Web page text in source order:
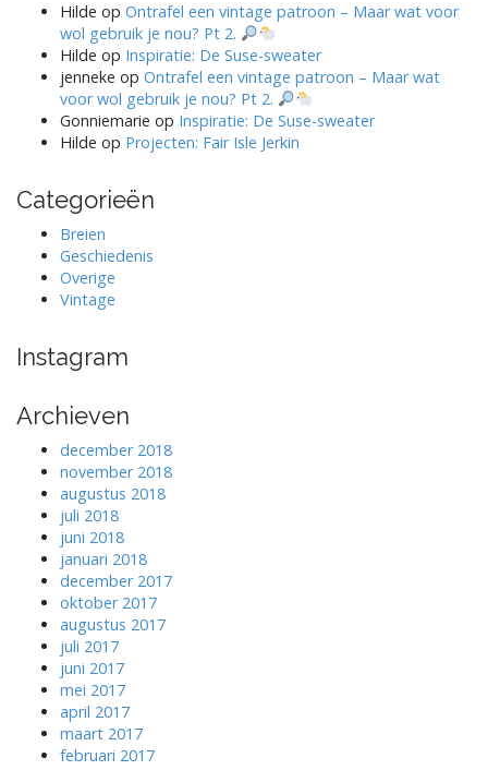
Hilde op Ontrafel een vintage patroon – Maar wat voor
wol gebruik je nou? Pt 2.
Hilde op Inspiratie: De Suse-sweater
jenneke op Ontrafel een vintage patroon – Maar wat
voor wol gebruik je nou? Pt 2.
Gonniemarie op Inspiratie: De Suse-sweater
Hilde op Projecten: Fair Isle Jerkin
Categorieën
Breien
Geschiedenis
Overige
Vintage
Instagram
Archieven
december 2018
november 2018
augustus 2018
juli 2018
juni 2018
januari 2018
december 2017
oktober 2017
augustus 2017
juli 2017
juni 2017
mei 2017
april 2017
maart 2017
februari 2017